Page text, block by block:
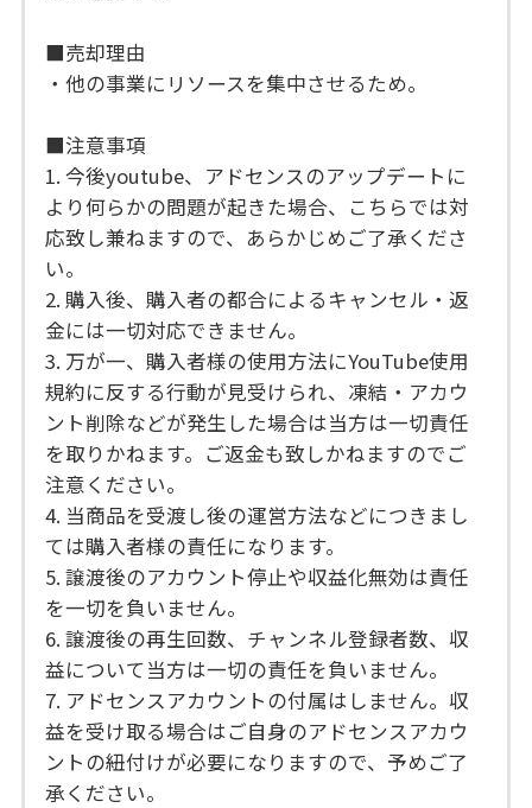
■売却理由
・他の事業にリソースを集中させるため。
■注意事項
1. 今後youtube、アドセンスのアップデートに
より何らかの問題が起きた場合、こちらでは対
応致し兼ねますので、あらかじめご了承くださ
い。
2. 購入後、購入者の都合によるキャンセル・返
金には一切対応できません。
3. 万が一、購入者様の使用方法にYouTube使用
規約に反する行動が見受けられ、凍結・アカウ
ント削除などが発生した場合は当方は一切責任
を取りかねます。ご返金も致しかねますのでご
注意ください。
4. 当商品を受渡し後の運営方法などにつきまし
ては購入者様の責任になります。
5. 譲渡後のアカウント停止や収益化無効は責任
を一切を負いません。
6. 譲渡後の再生回数、チャンネル登録者数、収
益について当方は一切の責任を負いません。
7. アドセンスアカウントの付属はしません。収
益を受け取る場合はご自身のアドセンスアカウ
ントの紐付けが必要になりますので、予めご了
承ください。